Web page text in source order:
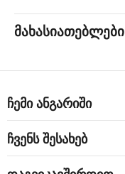
მახასიათებლები
ჩემი ანგარიში
ჩვენს შესახებ